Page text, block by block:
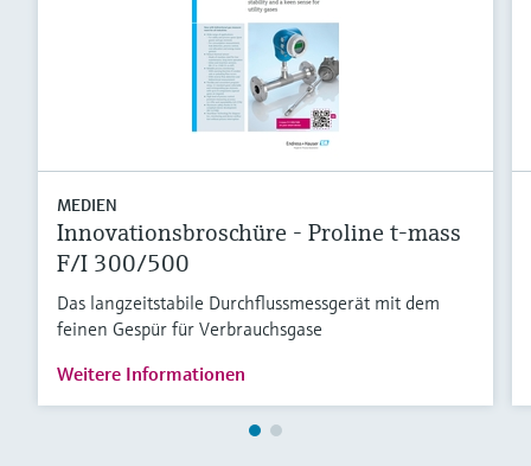
MEDIEN
Innovationsbroschüre - Proline t-mass
F/I 300/500
Das langzeitstabile Durchflussmessgerät mit dem
feinen Gespür für Verbrauchsgase
Weitere Informationen